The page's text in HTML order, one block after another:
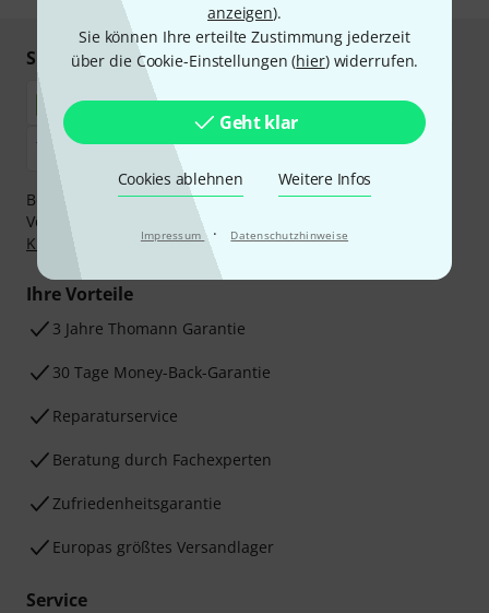
anzeigen).
Sie können Ihre erteilte Zustimmung jederzeit
über die Cookie-Einstellungen (hier) widerrufen.
Geht klar
Cookies ablehnen Weitere Infos
Impressum · Datenschutzhinweise
Sicher einkaufen & bezahlen
Bezahlen Sie vertraulich und sicher per Nachnahme,
Vorkasse, PayPal, Amazon Pay,
Klarna Ratenzahlungoder Kreditkarte.
Ihre Vorteile
3 Jahre Thomann Garantie
30 Tage Money-Back-Garantie
Reparaturservice
Beratung durch Fachexperten
Zufriedenheitsgarantie
Europas größtes Versandlager
Service